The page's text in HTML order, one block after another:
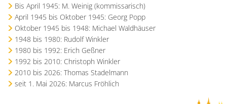
Bis April 1945: M. Weinig (kommissarisch)
April 1945 bis Oktober 1945: Georg Popp
Oktober 1945 bis 1948: Michael Waldhäuser
1948 bis 1980: Rudolf Winkler
1980 bis 1992: Erich Geßner
1992 bis 2010: Christoph Winkler
2010 bis 2026: Thomas Stadelmann
seit 1. Mai 2026: Marcus Fröhlich